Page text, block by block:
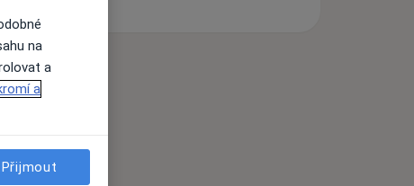
na
a
a
Přijmout